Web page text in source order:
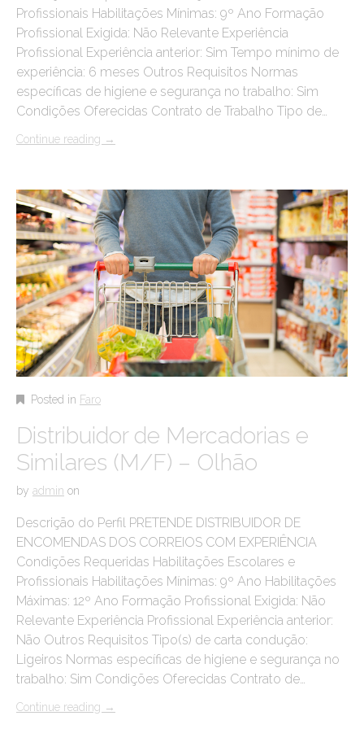
Profissionais Habilitações Mínimas: 9º Ano Formação
Profissional Exigida: Não Relevante Experiência
Profissional Experiência anterior: Sim Tempo mínimo de
experiência: 6 meses Outros Requisitos Normas
específicas de higiene e segurança no trabalho: Sim
Condições Oferecidas Contrato de Trabalho Tipo de…
Continue reading →
Posted in Faro
Distribuidor de Mercadorias e
Similares (M/F) – Olhão
by admin on
Descrição do Perfil PRETENDE DISTRIBUIDOR DE
ENCOMENDAS DOS CORREIOS COM EXPERIÊNCIA
Condições Requeridas Habilitações Escolares e
Profissionais Habilitações Mínimas: 9º Ano Habilitações
Máximas: 12º Ano Formação Profissional Exigida: Não
Relevante Experiência Profissional Experiência anterior:
Não Outros Requisitos Tipo(s) de carta condução:
Ligeiros Normas específicas de higiene e segurança no
trabalho: Sim Condições Oferecidas Contrato de…
Continue reading →